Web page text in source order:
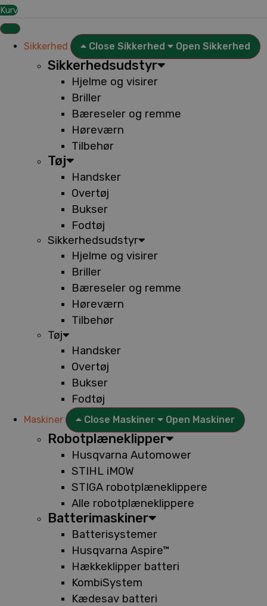
Kurv
Sikkerhed Close Sikkerhed Open Sikkerhed
Sikkerhedsudstyr
Hjelme og visirer
Briller
Bæreseler og remme
Høreværn
Tilbehør
Tøj
Handsker
Overtøj
Bukser
Fodtøj
Sikkerhedsudstyr
Hjelme og visirer
Briller
Bæreseler og remme
Høreværn
Tilbehør
Tøj
Handsker
Overtøj
Bukser
Fodtøj
Maskiner Close Maskiner Open Maskiner
Robotplæneklipper
Husqvarna Automower
STIHL iMOW
STIGA robotplæneklippere
Alle robotplæneklippere
Batterimaskiner
Batterisystemer
Husqvarna Aspire™
Hækkeklipper batteri
KombiSystem
Kædesav batteri